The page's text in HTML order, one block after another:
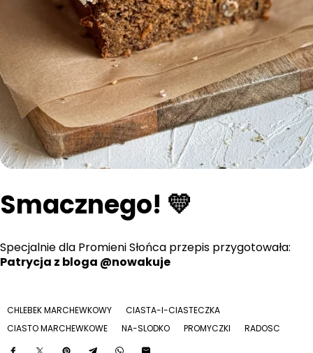
Smacznego! 💛
Specjalnie dla Promieni Słońca przepis przygotowała:
Patrycja z bloga @nowakuje
CHLEBEK MARCHEWKOWY
CIASTA-I-CIASTECZKA
CIASTO MARCHEWKOWE
NA-SLODKO PROMYCZKI RADOSC